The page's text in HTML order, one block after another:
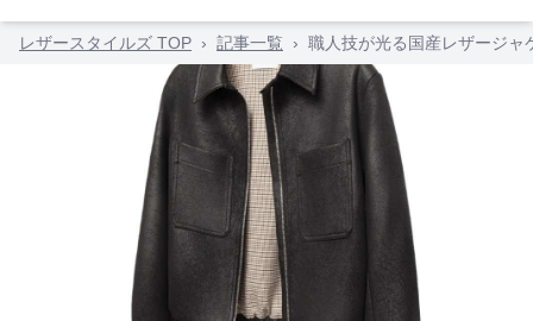
レザースタイルズ TOP › 記事一覧 › 職人技が光る国産レザージャ